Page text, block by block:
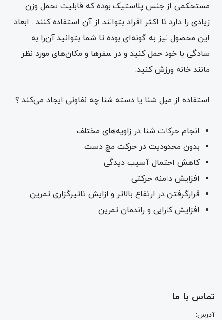
مستحکمی از جنس پلاستیک بوده که قابلیت تحمل وزن
زیادی را دارد تا اکثر افراد بتوانند از آن استفاده کنند . ابعاد
این محصول نیز به گونه‌ای بوده تا شما بتوانید آن‌را به
سادگی با خود حمل کنید و در سفر‌ها و مکان‌های مورد نظر
مانند خانه ورزش کنید.
استفاده از میل شنا یا دسته شنا چه نفاوتی ایجاد می‌کند ؟
انجام حرکات شنا در زاویه‌های مختلف
بدون محدودیت در حرکت مچ دست
کاهش احتمال آسیب دیدگی
افزایش دامنه حرکتی
قرارگرفتن در ارتفاع بالاتر و ازایش تاثیرگزاری تمرین
افزایش کارایی و راندمان تمرین
تماس با ما
آدرس: